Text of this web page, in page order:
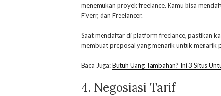
menemukan proyek freelance. Kamu bisa
Fiverr, dan Freelancer.
Saat mendaftar di platform freelance, pastikan
membuat proposal yang menarik untuk menarik
Baca Juga:Butuh Uang Tambahan? Ini 3 Situs
4. Negosiasi Tarif